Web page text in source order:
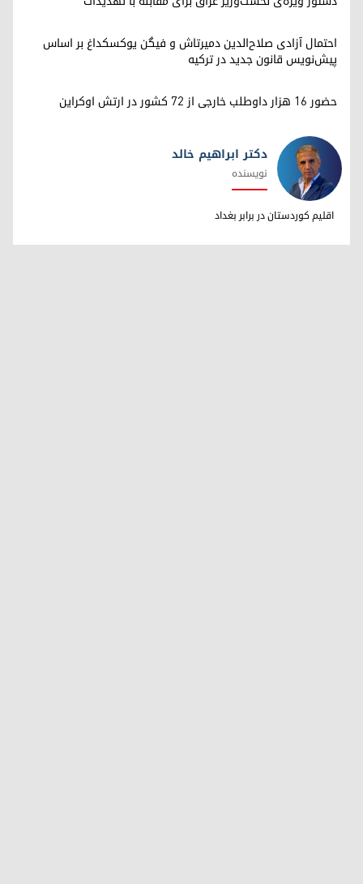
احتمال آزادی صلاح‌الدین دمیرتاش و فیگن یوکسکداغ بر اساس
پیش‌نویس قانون جدید در ترکیه
حضور ۱۶ هزار داوطلب خارجی از ۷۲ کشور در ارتش اوکراین
دکتر ابراهیم خالد
دکتر ابراهیم خالد
نویسنده
اقلیم کوردستان در برابر بغداد